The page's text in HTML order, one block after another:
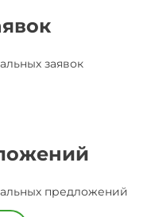
заявок
предложений